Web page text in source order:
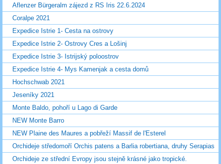
Aflenzer Bürgeralm zájezd z RS Iris 22.6.2024
Coralpe 2021
Expedice Istrie 1- Cesta na ostrovy
Expedice Istrie 2- Ostrovy Cres a Lošinj
Expedice Istrie 3- Istrijský poloostrov
Expedice Istrie 4- Mys Kamenjak a cesta domů
Hochschwab 2021
Jeseníky 2021
Monte Baldo, pohoří u Lago di Garde
NEW Monte Barro
NEW Plaine des Maures a pobřeží Massif de l'Esterel
Orchideje středomoří Orchis patens a Barlia robertiana, druhy Serapias
Orchideje ze střední Evropy jsou stejně krásné jako tropické.